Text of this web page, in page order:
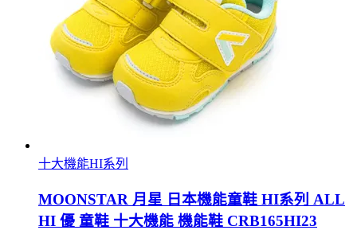
十大機能HI系列
MOONSTAR 月星 日本機能童鞋 HI系列 ALL
HI 優 童鞋 十大機能 機能鞋 CRB165HI23